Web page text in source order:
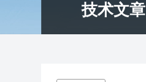
技术文章